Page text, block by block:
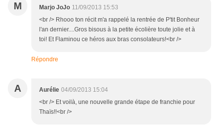
M Marjo JoJo 11/09/2013 15:53
<br /> Rhooo ton récit m'a rappelé la rentrée de P'tit Bonheur
l'an dernier....Gros bisous à la petite écolière toute jolie et à
toi! Et Flaminou ce héros aux bras consolateurs!<br />
Répondre
A Aurélie 04/09/2013 15:04
<br /> Et voilà, une nouvelle grande étape de franchie pour
Thaïs!!<br />